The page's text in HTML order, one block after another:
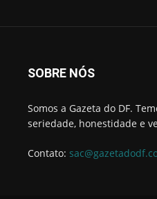
SOBRE NÓS
Somos a Gazeta do DF.
seriedade, honestidade e
Contato: